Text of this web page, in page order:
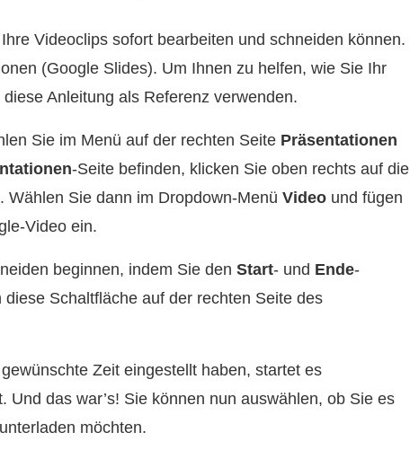
Videoclips sofort bearbeiten und schneiden können.
(Google Slides). Um Ihnen zu helfen, wie Sie Ihr
Anleitung als Referenz verwenden.
Sie im Menü auf der rechten Seite Präsentationen
-Seite befinden, klicken Sie oben rechts auf die
Sie dann im Dropdown-Menü Video und fügen
Video ein.
beginnen, indem Sie den Start- und Ende-
Schaltfläche auf der rechten Seite des
Zeit eingestellt haben, startet es
Und das war’s! Sie können nun auswählen, ob Sie es
möchten.